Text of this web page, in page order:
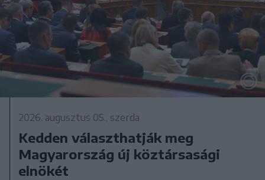
2026. augusztus 05., szerda
Kedden választhatják meg
Magyarország új köztársasági
elnökét